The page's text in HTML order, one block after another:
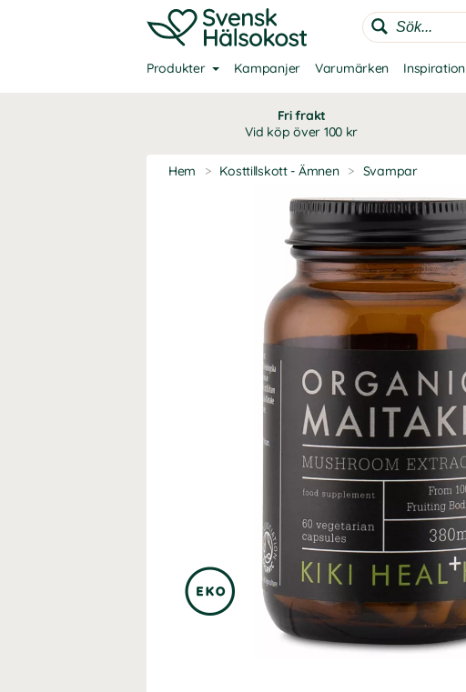
Produkter Kampanjer Varumärken Inspiration
Fri frakt
Vid köp över 100 kr
Hem > Kosttillskott - Ämnen > Svampar